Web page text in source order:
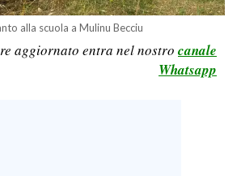
alla scuola a Mulinu Becciu
aggiornato entra nel nostro canale
Whatsapp